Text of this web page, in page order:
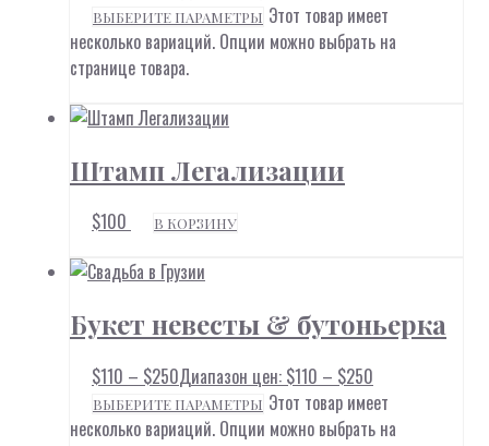
ВЫБЕРИТЕ ПАРАМЕТРЫ Этот товар имеет
несколько вариаций. Опции можно выбрать на
странице товара.
Штамп Легализации
$100 В КОРЗИНУ
Букет невесты & бутоньерка
$110 – $250Диапазон цен: $110 – $250
ВЫБЕРИТЕ ПАРАМЕТРЫ Этот товар имеет
несколько вариаций. Опции можно выбрать на